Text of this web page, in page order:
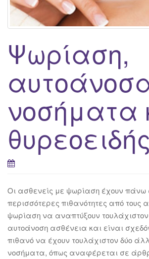
Ψωρίαση,
νοσήματα
θυρεοειδής
Οι ασθενείς με ψωρίαση έχουν πάνω
περισσότερες πιθανότητες από τους
ψωρίαση να αναπτύξουν
αυτοάνοση ασθένεια και είναι
πιθανό να έχουν τουλάχιστον δύο
νοσήματα, όπως αναφέρεται σε